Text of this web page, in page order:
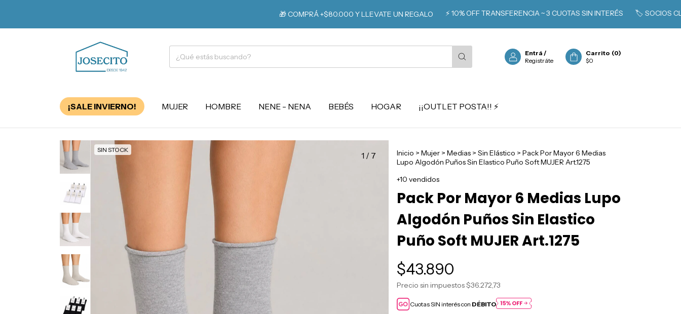
🎁 COMPRÁ +$80.000 Y LLEVATE UN REGALO ⚡️ 10% OFF TRANSFERENCIA ~ 3 CUOTAS SIN INTERÉS 🏷️ SOCIOS CLARÍN
Entrá /
Registráte
Carrito (0)
$0
¡SALE INVIERNO! MUJER HOMBRE NENE - NENA BEBÉS HOGAR ¡¡OUTLET POSTA!! ⚡️
SIN STOCK
1 / 7 Inicio > Mujer > Medias > Sin Elástico > Pack Por Mayor 6 Medias
Lupo Algodón Puños Sin Elastico Puño Soft MUJER Art.1275
+10 vendidos
Pack Por Mayor 6 Medias Lupo
Algodón Puños Sin Elastico
Puño Soft MUJER Art.1275
$43.890
Precio sin impuestos$36.272,73
Cuotas SIN interés con DÉBITO